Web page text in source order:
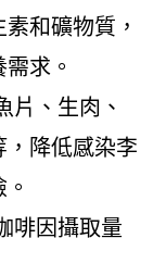
和礦物質，
求。
片、生肉、
，降低感染李
啡因攝取量